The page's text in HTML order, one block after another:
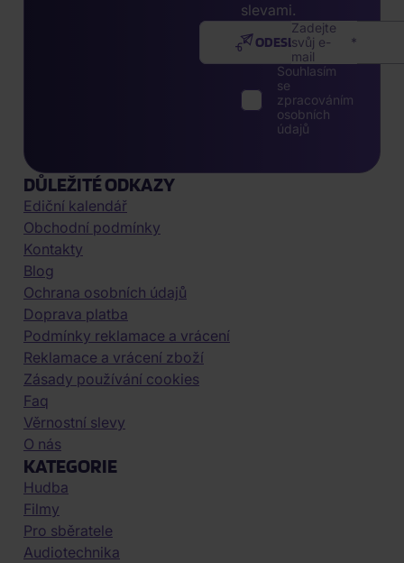
slevami.
Zadejte
svůj e-
mail
ODESLAT
Souhlasím
se
zpracováním
osobních
údajů
DŮLEŽITÉ ODKAZY
Ediční kalendář
Obchodní podmínky
Kontakty
Blog
Ochrana osobních údajů
Doprava platba
Podmínky reklamace a vrácení
Reklamace a vrácení zboží
Zásady používání cookies
Faq
Věrnostní slevy
O nás
KATEGORIE
Hudba
Filmy
Pro sběratele
Audiotechnika